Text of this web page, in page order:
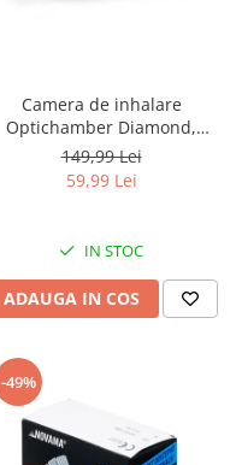
Camera de inhalare
Optichamber Diamond,
Philips Respironics, fara
masca
149,99 Lei
59,99 Lei
IN STOC
ADAUGA IN COS
-49%